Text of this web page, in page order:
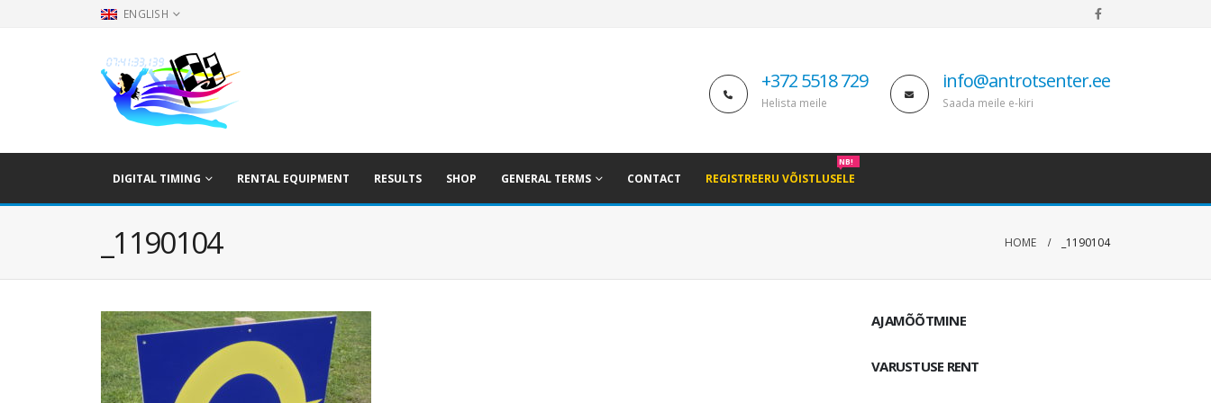
ENGLISH
+372 5518 729
Helista meile
info@antrotsenter.ee
Saada meile e-kiri
DIGITAL TIMING RENTAL EQUIPMENT RESULTS SHOP GENERAL TERMS CONTACT REGISTREERU VÕISTLUSELE
NB!
_1190104 HOME _1190104
AJAMÕÕTMINE
VARUSTUSE RENT